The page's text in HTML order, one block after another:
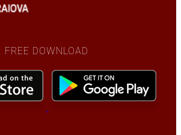
FREE DOWNLOAD